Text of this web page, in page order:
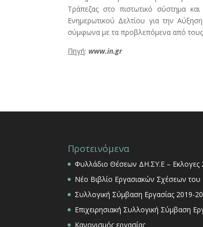
Τράπεζας στο πιστωτικό σύστημα
Ενημερωτικού Δελτίου για την
σύμφωνα με τα προβλεπόμενα από
Πηγή: www.in.gr
Προτεινόμενα
Φυλλάδιο Θέσεων ΔΗ.ΣΥ.Ε – Εκλογες
Νέο Βιβλίο Εργασιακών Σχέσεων του
Συλλογική Σύμβαση Εργασίας 2019-
Επιχειρησιακή Συλλογική Σύμβαση
Κανονισμός εργασίας